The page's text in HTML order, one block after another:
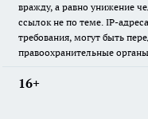
вражду, а равно унижение
ссылок не по теме. IP-
требования, могут быть
правоохранительные
16+